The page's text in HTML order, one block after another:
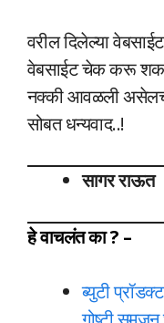
वरील दिलेल्या
वेबसाईट चेक करू
नक्की आवळली असेलच,
सोबत धन्यवाद..!
सागर राऊत
हे वाचलंत का ? –
ब्युटी